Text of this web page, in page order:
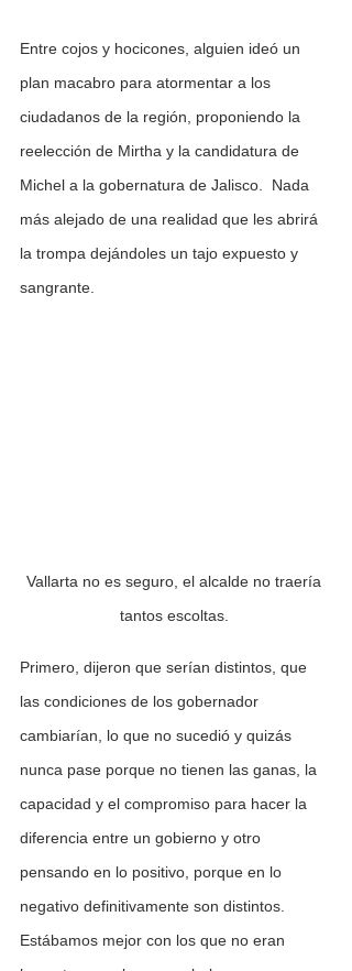
Entre cojos y hocicones, alguien ideó un
plan macabro para atormentar a los
ciudadanos de la región, proponiendo la
reelección de Mirtha y la candidatura de
Michel a la gobernatura de Jalisco.  Nada
más alejado de una realidad que les abrirá
la trompa dejándoles un tajo expuesto y
sangrante.
Vallarta no es seguro, el alcalde no traería
tantos escoltas.
Primero, dijeron que serían distintos, que
las condiciones de los gobernador
cambiarían, lo que no sucedió y quizás
nunca pase porque no tienen las ganas, la
capacidad y el compromiso para hacer la
diferencia entre un gobierno y otro
pensando en lo positivo, porque en lo
negativo definitivamente son distintos.
Estábamos mejor con los que no eran